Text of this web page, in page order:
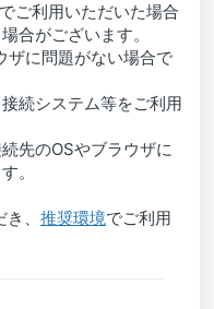
ご利用いただいた場合
合がございます。
ザに問題がない場合で
続システム等をご利用
先のOSやブラウザに
。
、 推奨環境でご利用